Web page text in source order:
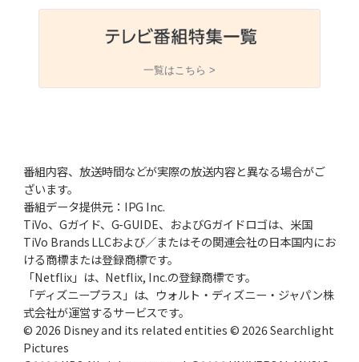
一覧はこちら >
番組内容、放送時間などが実際の放送内容と異なる場合がご
ざいます。
番組データ提供元：IPG Inc.
TiVo、Gガイド、G-GUIDE、およびGガイドロゴは、米国
TiVo Brands LLCおよび／またはその関連会社の日本国内にお
ける商標または登録商標です。
「Netflix」は、Netflix, Inc.の登録商標です。
「ディズニープラス」は、ウォルト・ディズニー・ジャパン株
式会社が運営するサービスです。
© 2026 Disney and its related entities © 2026 Searchlight
Pictures